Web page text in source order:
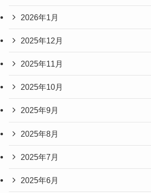
2026年1月
2025年12月
2025年11月
2025年10月
2025年9月
2025年8月
2025年7月
2025年6月